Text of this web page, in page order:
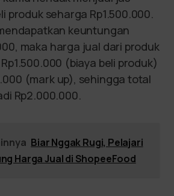
produk seharga Rp1.500.000.
keuntungan
maka harga jual dari produk
(biaya beli produk)
(mark up), sehingga total
Rp2.000.000.
Biar Nggak Rugi, Pelajari
Harga Jual di ShopeeFood